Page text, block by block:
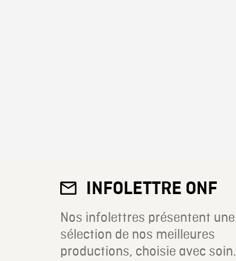
INFOLETTRE ONF
Nos infolettres présentent une
sélection de nos meilleures
productions, choisie avec soin.